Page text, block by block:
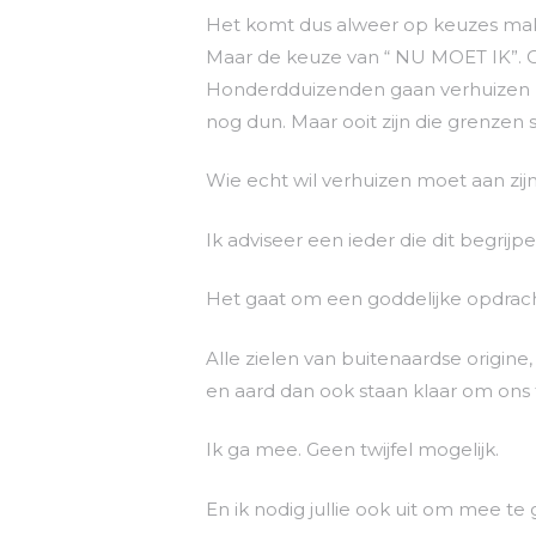
Het komt dus alweer op keuzes
Maar de keuze van “ NU MOET
Honderdduizenden gaan
nog dun. Maar ooit zijn die grenzen
Wie echt wil verhuizen moet aan
Ik adviseer een ieder die dit
Het gaat om een goddelijke
Alle zielen van buitenaardse
en aard dan ook staan klaar om
Ik ga mee. Geen twijfel mogelijk.
En ik nodig jullie ook uit om mee te